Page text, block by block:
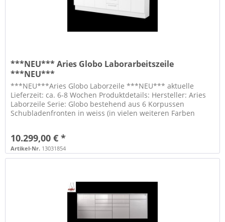
***NEU*** Aries Globo Laborarbeitszeile
***NEU***
***NEU***Aries Globo Laborzeile ***NEU*** aktuelle
Lieferzeit: ca. 6-8 Wochen Produktdetails: Hersteller: Aries
Laborzeile Serie: Globo bestehend aus 6 Korpussen
Schubladenfronten in weiss (in vielen weiteren Farben
10.299,00 € *
Artikel-Nr. 13031854